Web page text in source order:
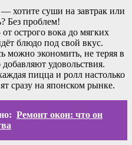
— хотите суши на завтрак или
Без проблем!
острого вока до мягких
блюдо под свой вкус.
можно экономить, не теряя в
удовольствия.
пицца и ролл настолько
сразу на японском рынке.
Ремонт окон: что он